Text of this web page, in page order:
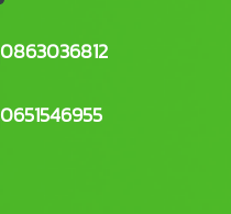
0863036812
0651546955